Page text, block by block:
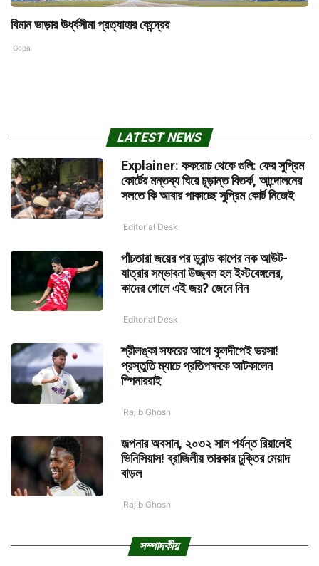
বিমান ভাড়ার ঊর্ধ্বসীমা প্রত্যাহার কেন্দ্রের
Gopa
LATEST NEWS
Explainer: ককরোচ থেকে গুলি: ফের সুপ্রিম
কোর্টের মন্তব্য ঘিরে চূড়ান্ত বিতর্ক, আন্দোলনের
সলতে কি আবার পাকাচ্ছে সুপ্রিম কোর্ট নিজেই
Editorial Desk
পাঁচতারা জয়ের পর ডুরান্ড কাপের নক আউট-
যাত্রার সম্ভাবনা উজ্জ্বল হল ইস্টবেঙ্গলের,
কাদের গোলে এই জয়? জেনে নিন
Editorial Desk
শ্রীলঙ্কা সফরের আগে কুলদীপেই ভরসা!
প্রস্তুতি ম্যাচে প্রতিপক্ষকে আটকালেন
স্পিনাররাই
Rajib Ghosh
জল্পনার অবসান, ২০৩২ সাল পর্যন্ত রিয়ালেই
ভিনিসিয়াস! ব্রাজিলীয় তারকার চুক্তির মেয়াদ
বাড়ল
Rajib Ghosh
সম্পাদকীয়